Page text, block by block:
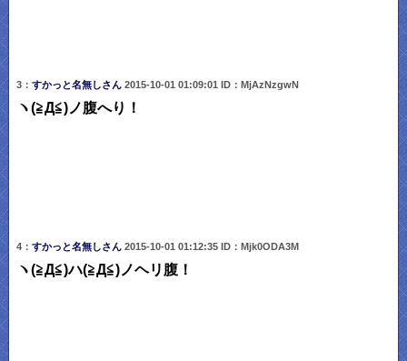
3： すかっと名無しさん 2015-10-01 01:09:01 ID：MjAzNzgwN
ヽ(≧Д≦)ノ腹へり！
4： すかっと名無しさん 2015-10-01 01:12:35 ID：Mjk0ODA3M
ヽ(≧Д≦)ハ(≧Д≦)ノヘリ腹！